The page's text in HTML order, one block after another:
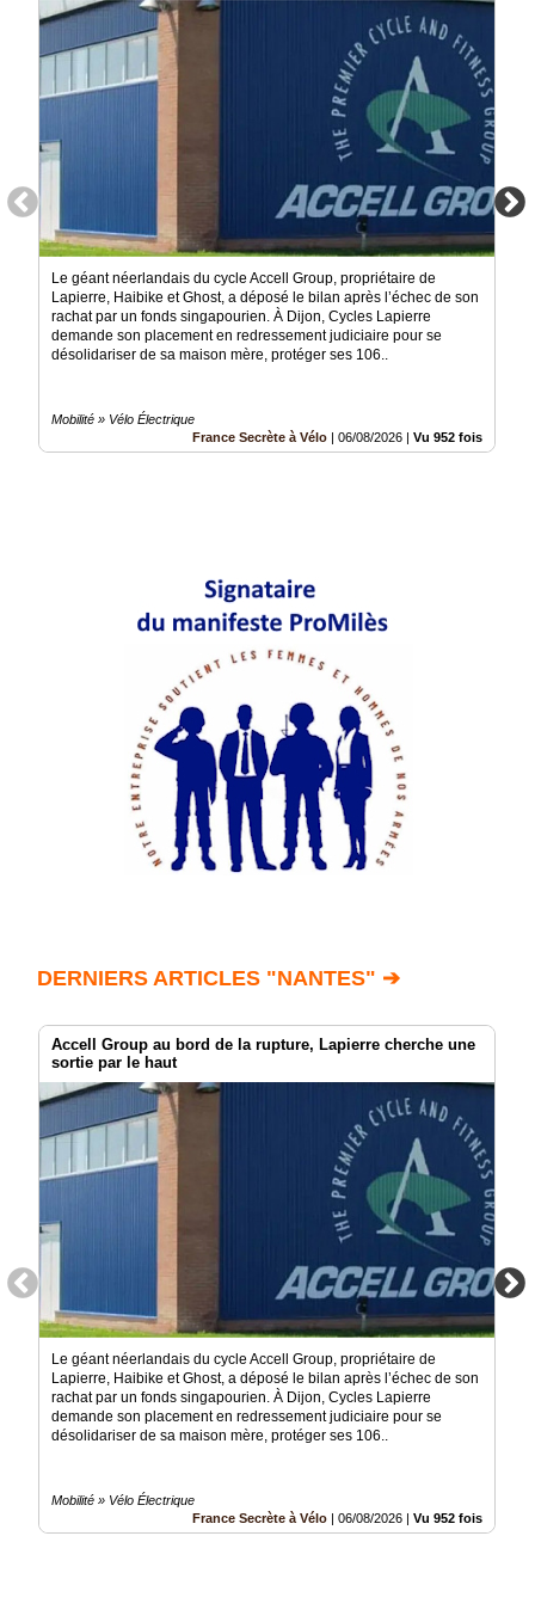
Le géant néerlandais du cycle Accell Group, propriétaire de
Lapierre, Haibike et Ghost, a déposé le bilan après l’échec de son
rachat par un fonds singapourien. À Dijon, Cycles Lapierre
demande son placement en redressement judiciaire pour se
désolidariser de sa maison mère, protéger ses 106..
Mobilité » Vélo Électrique
France Secrète à Vélo | 06/08/2026 | Vu 952 fois
DERNIERS ARTICLES "NANTES" ➔
Accell Group au bord de la rupture, Lapierre cherche une
sortie par le haut
Le géant néerlandais du cycle Accell Group, propriétaire de
Lapierre, Haibike et Ghost, a déposé le bilan après l’échec de son
rachat par un fonds singapourien. À Dijon, Cycles Lapierre
demande son placement en redressement judiciaire pour se
désolidariser de sa maison mère, protéger ses 106..
Mobilité » Vélo Électrique
France Secrète à Vélo | 06/08/2026 | Vu 952 fois